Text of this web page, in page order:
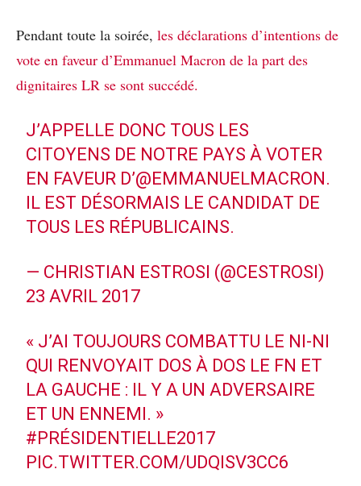
Pendant toute la soirée, les déclarations d’intentions de
vote en faveur d’Emmanuel Macron de la part des
dignitaires LR se sont succédé.
J’APPELLE DONC TOUS LES
CITOYENS DE NOTRE PAYS À VOTER
EN FAVEUR D’@EMMANUELMACRON.
IL EST DÉSORMAIS LE CANDIDAT DE
TOUS LES RÉPUBLICAINS.
— CHRISTIAN ESTROSI (@CESTROSI)
23 AVRIL 2017
« J’AI TOUJOURS COMBATTU LE NI-NI
QUI RENVOYAIT DOS À DOS LE FN ET
LA GAUCHE : IL Y A UN ADVERSAIRE
ET UN ENNEMI. »
#PRÉSIDENTIELLE2017
PIC.TWITTER.COM/UDQISV3CC6